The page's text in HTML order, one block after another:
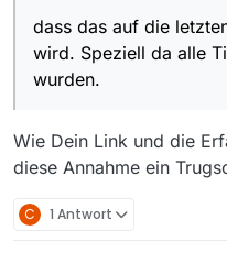
dass das auf die
wird. Speziell da alle
wurden.
Wie Dein Link und die
diese Annahme ein
C 1 Antwort